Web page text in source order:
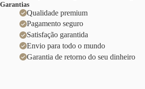
Garantias
Qualidade premium
Pagamento seguro
Satisfação garantida
Envio para todo o mundo
Garantia de retorno do seu dinheiro